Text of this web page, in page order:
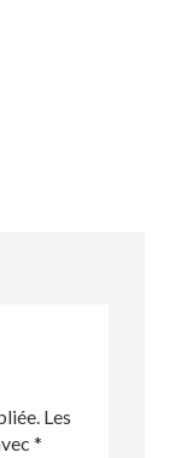
Les
*